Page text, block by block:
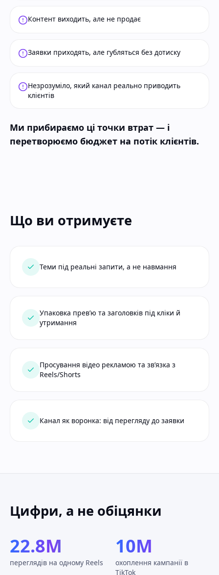
Контент виходить, але не продає
Заявки приходять, але губляться без дотиску
Незрозуміло, який канал реально приводить
клієнтів
Ми прибираємо ці точки втрат — і
перетворюємо бюджет на потік клієнтів.
Що ви отримуєте
Теми під реальні запити, а не навмання
Упаковка прев’ю та заголовків під кліки й
утримання
Просування відео рекламою та зв’язка з
Reels/Shorts
Канал як воронка: від перегляду до заявки
Цифри, а не обіцянки
22.8M
переглядів на одному Reels
10M
охоплення кампанії в
TikTok